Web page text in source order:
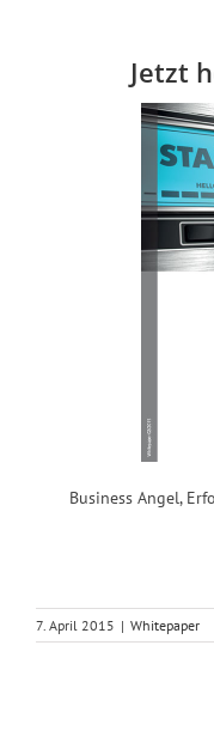
Jetzt
Business Angel,
7. April 2015 | Whitepaper